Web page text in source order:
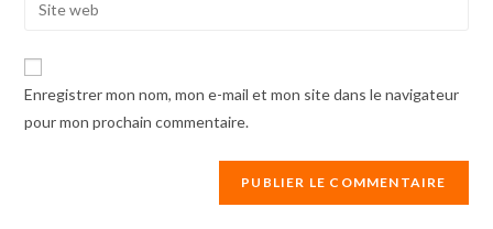
to
address
comment
website
URL
Enregistrer mon nom, mon e-mail et mon site dans le navigateur
pour mon prochain commentaire.